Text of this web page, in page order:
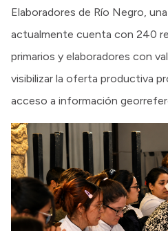
Elaboradores de Río Negro,
actualmente cuenta con 240
primarios y elaboradores con
visibilizar la oferta productiva
acceso a información